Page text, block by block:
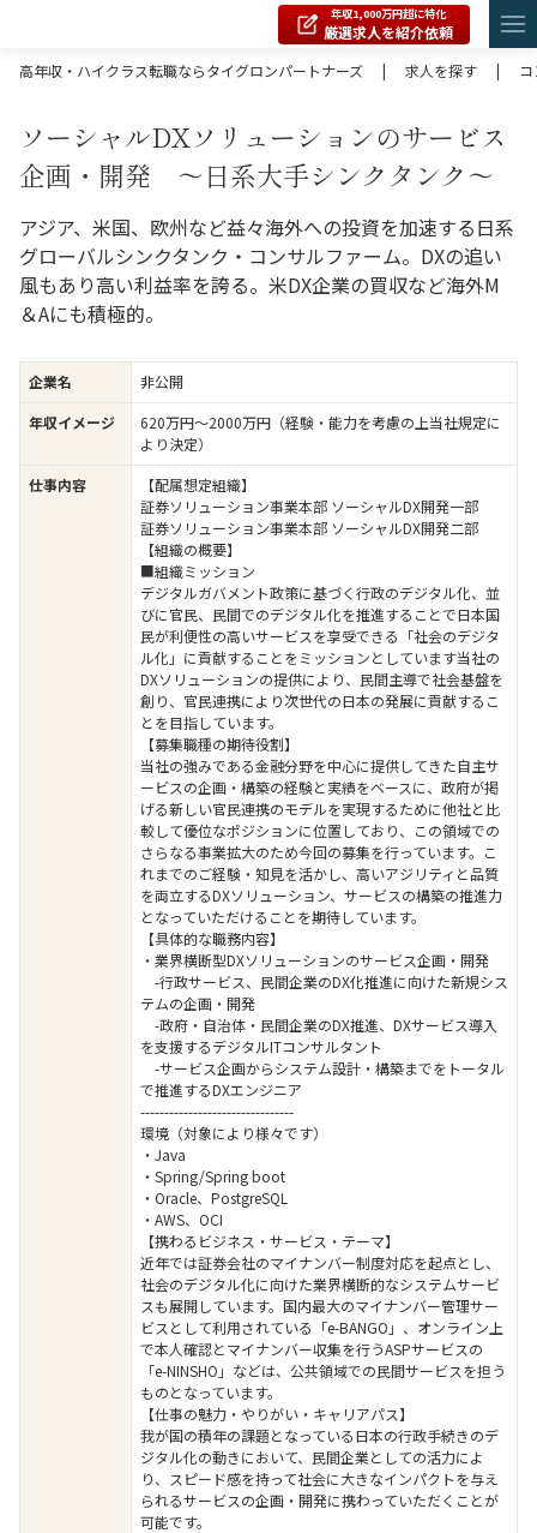
年収1,000万円超に特化
厳選求人を紹介依頼
高年収・ハイクラス転職ならタイグロンパートナーズ
| 求人を探す |
ソーシャルDXソリューションのサービス
企画・開発 ～日系大手シンクタンク～
アジア、米国、欧州など益々海外への投資を加速する日系
グローバルシンクタンク・コンサルファーム。DXの追い
風もあり高い利益率を誇る。米DX企業の買収など海外M
＆Aにも積極的。
企業名
非公開
年収イメージ
620万円〜2000万円（経験・能力を考慮の上当社規定に
より決定）
仕事内容
【配属想定組織】
証券ソリューション事業本部 ソーシャルDX開発一部
証券ソリューション事業本部 ソーシャルDX開発二部
【組織の概要】
■組織ミッション
デジタルガバメント政策に基づく行政のデジタル化、並
びに官民、民間でのデジタル化を推進することで日本国
民が利便性の高いサービスを享受できる「社会のデジタ
ル化」に貢献することをミッションとしています当社の
DXソリューションの提供により、民間主導で社会基盤を
創り、官民連携により次世代の日本の発展に貢献するこ
とを目指しています。
【募集職種の期待役割】
当社の強みである金融分野を中心に提供してきた自主サ
ービスの企画・構築の経験と実績をベースに、政府が掲
げる新しい官民連携のモデルを実現するために他社と比
較して優位なポジションに位置しており、この領域での
さらなる事業拡大のため今回の募集を行っています。こ
れまでのご経験・知見を活かし、高いアジリティと品質
を両立するDXソリューション、サービスの構築の推進力
となっていただけることを期待しています。
【具体的な職務内容】
・業界横断型DXソリューションのサービス企画・開発
-行政サービス、民間企業のDX化推進に向けた新規シス
テムの企画・開発
-政府・自治体・民間企業のDX推進、DXサービス導入
を支援するデジタルITコンサルタント
-サービス企画からシステム設計・構築までをトータル
で推進するDXエンジニア
--------------------------------
環境（対象により様々です）
・Java
・Spring/Spring boot
・Oracle、PostgreSQL
・AWS、OCI
【携わるビジネス・サービス・テーマ】
近年では証券会社のマイナンバー制度対応を起点とし、
社会のデジタル化に向けた業界横断的なシステムサービ
スも展開しています。国内最大のマイナンバー管理サー
ビスとして利用されている「e-BANGO」、オンライン上
で本人確認とマイナンバー収集を行うASPサービスの
「e-NINSHO」などは、公共領域での民間サービスを担う
ものとなっています。
【仕事の魅力・やりがい・キャリアパス】
我が国の積年の課題となっている日本の行政手続きのデ
ジタル化の動きにおいて、民間企業としての活力によ
り、スピード感を持って社会に大きなインパクトを与え
られるサービスの企画・開発に携わっていただくことが
可能です。